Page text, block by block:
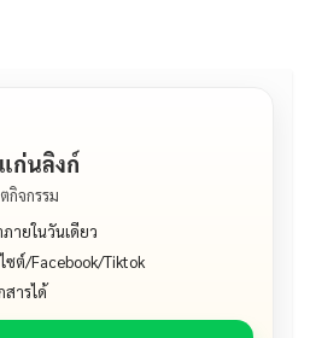
ก่นลิงก์
กิจกรรม
ายในวันเดียว
ซต์/Facebook/Tiktok
สารได้